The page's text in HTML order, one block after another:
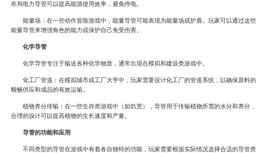
布局电力导管可以提高能源使用效率，避免停电。
能量场：在一些动作冒险游戏中，能量导管可能表现为能量场或护盾。玩家可以通过这些
能量导管来增强角色的能力或保护自己免受伤害。
化学导管
化学导管专注于输送各种化学物质，通常出现在模拟和建设类游戏中。
化工厂管道：在模拟城市或工厂大亨中，玩家需要设计化工厂的管道系统，以确保原料的
顺畅供应和成品的有效运输。
植物养分传输：在一些生存类游戏中（如饥荒），导管用于传输植物所需的水分和养分，
合理的设计可以提高植物的生长速度和产量。
导管的功能和应用
不同类型的导管在游戏中有着各自独特的功能，玩家需要根据实际情况选择合适的导管类